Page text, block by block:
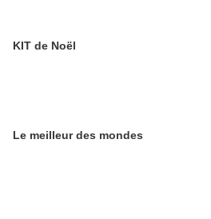
KIT de Noël
Le meilleur des mondes